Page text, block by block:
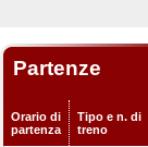
Partenze
Orario di
partenza
Tipo e n. di
treno